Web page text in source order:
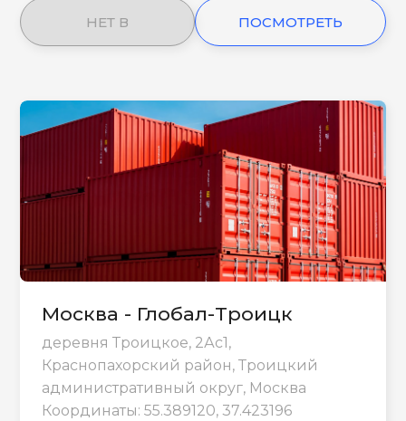
НЕТ В ПОСМОТРЕТЬ
Москва - Глобал-Троицк
деревня Троицкое, 2Ас1,
Краснопахорский район, Троицкий
административный округ, Москва
Координаты: 55.389120, 37.423196